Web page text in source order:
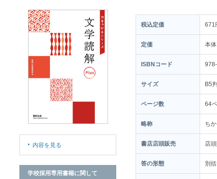
税込定価 671
定価 本
ISBNコード
サイズ B5
ページ数 64
略称 ち
書店店頭販売 店
答の形態 別
内容を見る
学校採用専用書籍に関して